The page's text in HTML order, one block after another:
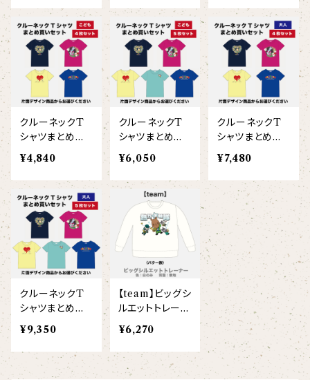
オリジナルイラストTシャツ
侍BRASSTシャツ
【vividtypo】
【wreath】
【custom_point】
【face_point】
【balancing typo】
【crest_turquoise】
【xx's day】
【Allstar】
【embrem_American】
【Amazing player】
【EVENT ※期間限定商品】
ソックス
ネクタイ
ラグランTシャツ
ダンボールニットTシャツ
カーディガン
マフラー
雲豹（ウンピョウ）
アムールヒョウ
白ヤギ
黒ヤギ
オルコット
フランソワルトン
チーター
オコジョ
ホワイトライオン
クルーネックT
シャツまとめ買
いセット（こども
4枚/片面プリン
ト）
¥4,840
クルーネックT
シャツまとめ買
いセット（こども
5枚/片面プリン
ト）
¥6,050
クルーネックT
シャツまとめ買
いセット（大人4
枚/片面プリン
ト）
¥7,480
クルーネックT
シャツまとめ買
いセット（大人5
枚/片面プリン
ト）
¥9,350
【team】ビッグシ
ルエットトレーナ
ー
¥6,270